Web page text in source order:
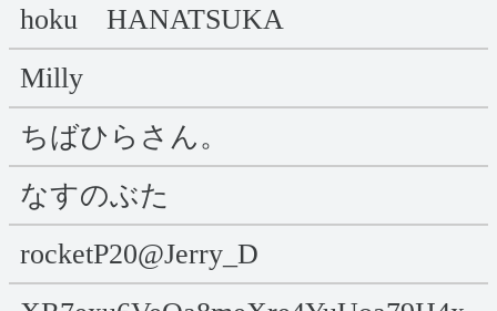
hoku HANATSUKA
Milly
ちばひらさん。
なすのぶた
rocketP20@Jerry_D